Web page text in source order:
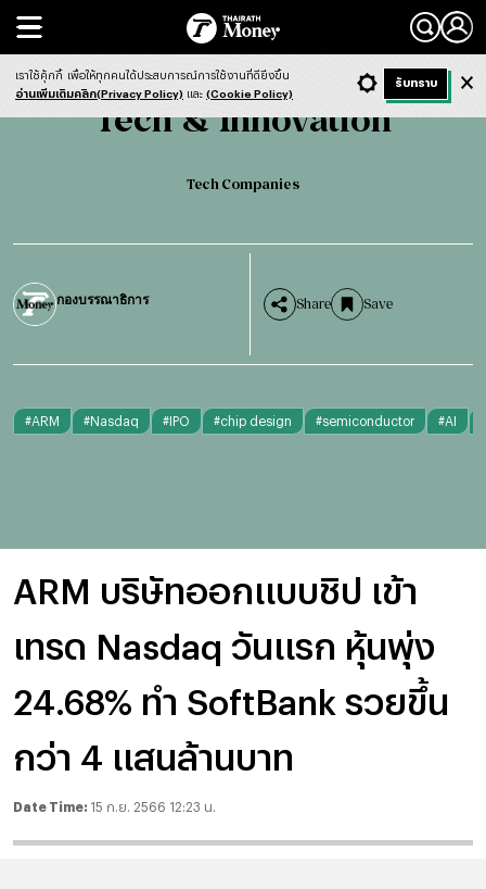
Search
Tech & Innovation Tech Companies
Tech & Innovation
Tech Companies
กองบรรณาธิการ Share Save
#ARM #Nasdaq #IPO #chip design #semiconductor #AI
ARM บริษัทออกแบบชิป เข้า
เทรด Nasdaq วันแรก หุ้นพุ่ง
24.68% ทำ SoftBank รวยขึ้น
กว่า 4 แสนล้านบาท
Date Time: 15 ก.ย. 2566 12:23 น.
- ก + ก Dark ฟังข่าว
เราใช้คุ้กกี้ เพื่อให้ทุกคนได้ประสบการณ์การใช้งานที่ดียิ่งขึ้น
อ่านเพิ่มเติมคลิก(Privacy Policy) และ (Cookie Policy)
รับทราบ